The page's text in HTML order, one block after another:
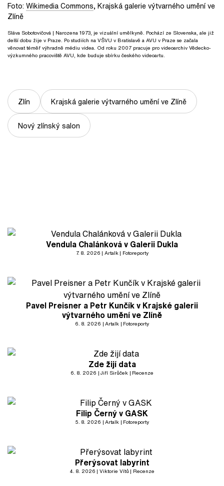
Foto: Wikimedia Commons, Krajská galerie výtvarného umění ve
Zlíně
Sláva Sobotovičová | Narozena 1973, je vizuální umělkyně. Pochází ze Slovenska, ale již
delší dobu žije v Praze. Po studiích na VŠVU v Bratislavě a AVU v Praze se začala
věnovat téměř výhradně médiu videa. Od roku 2007 pracuje pro videoarchiv Vědecko-
výzkumného pracoviště AVU, kde buduje sbírku českého videoartu.
Zlín Krajská galerie výtvarného umění ve Zlíně
Nový zlínský salon
Vendula Chalánková v Galerii Dukla
7. 8. 2026 Artalk Fotoreporty
Pavel Preisner a Petr Kunčík v Krajské galerii
výtvarného umění ve Zlíně
6. 8. 2026 Artalk Fotoreporty
Zde žijí data
6. 8. 2026 Jiří Sirůček Recenze
Filip Černý v GASK
5. 8. 2026 Artalk Fotoreporty
Přerýsovat labyrint
4. 8. 2026 Viktorie Vítů Recenze